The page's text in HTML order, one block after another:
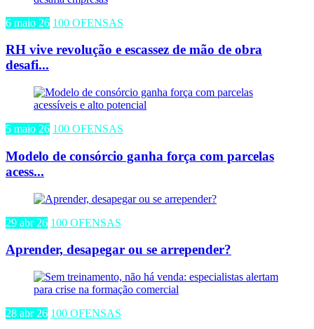
6 maio 26 100 OFENSAS
RH vive revolução e escassez de mão de obra
desafi...
5 maio 26 100 OFENSAS
Modelo de consórcio ganha força com parcelas
acess...
29 abr 26 100 OFENSAS
Aprender, desapegar ou se arrepender?
28 abr 26 100 OFENSAS